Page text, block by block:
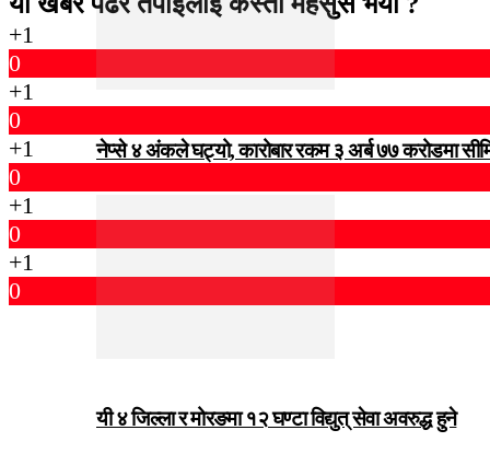
नेप्से ४ अंकले घट्यो, कारोबार रकम ३ अर्ब ७७ करोडमा
यी ४ जिल्ला र मोरङमा १२ घण्टा विद्युत् सेवा अवरुद्ध हुने
+1
0
+1
0
+1
0
+1
0
+1
0